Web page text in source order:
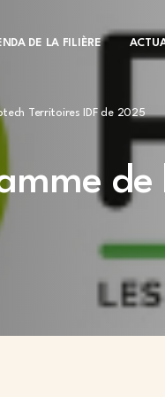
DE LA FILIÈRE
Territoires IDF de 2025